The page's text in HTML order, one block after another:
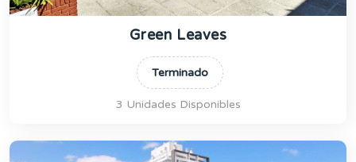
Green Leaves
Terminado
3 Unidades Disponibles